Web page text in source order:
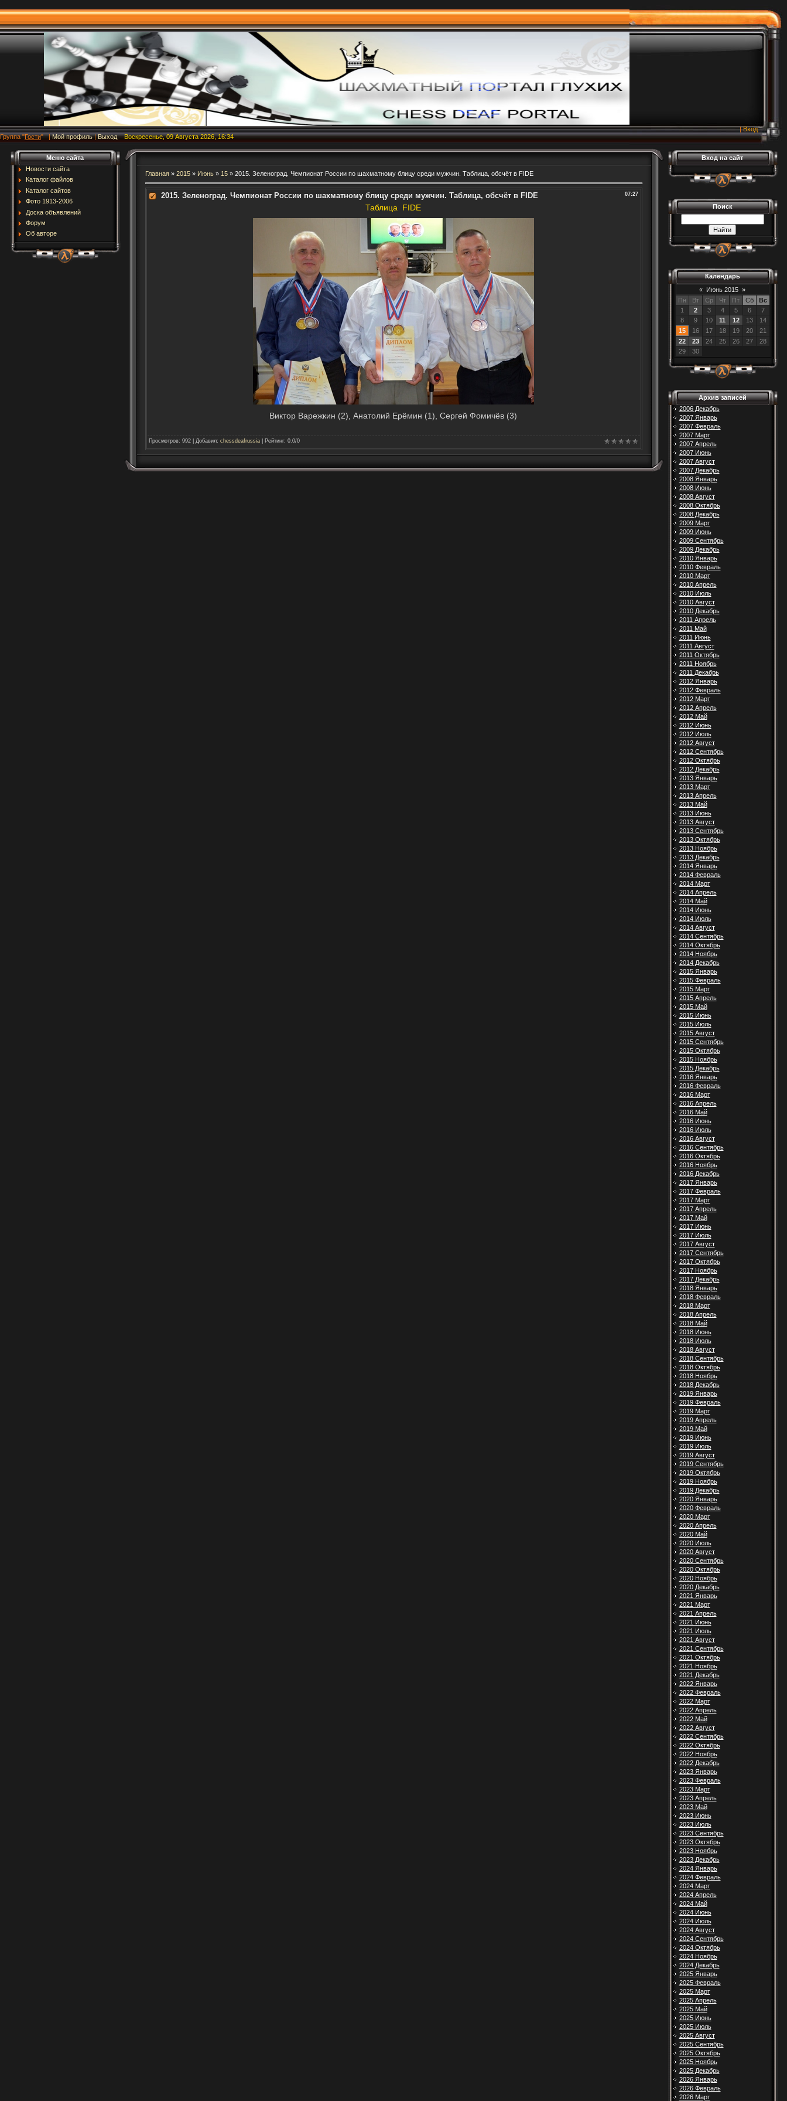
Группа"Гости" |Мой профиль |Выход Воскресенье, 09 Августа 2026, 16:34
|Вход
Меню сайта
Новости сайта
Каталог файлов
Каталог сайтов
Фото 1913-2006
Доска объявлений
Форум
Об авторе
Главная» 2015 » Июнь » 15» 2015. Зеленоград. Чемпионат России по шахматному блицу среди мужчин. Таблица, обсчёт в FIDE
07:27
2015. Зеленоград. Чемпионат России по шахматному блицу среди мужчин. Таблица, обсчёт в FIDE
Таблица FIDE
Виктор Варежкин (2), Анатолий Ерёмин (1), Сергей Фомичёв (3)
Просмотров: 992| Добавил: chessdeafrussia Рейтинг: 0.0/0
Вход на сайт
Поиск
Календарь
« Июнь 2015 »
Пн
Вт Ср Чт Пт Сб
Вс
1
2 3 4 5 6
7
8
9 10 11 12 13
14
15
16 17 18 19 20
21
22
23 24 25 26 27
28
29
30
Архив записей
2006 Декабрь
2007 Январь
2007 Февраль
2007 Март
2007 Апрель
2007 Июнь
2007 Август
2007 Декабрь
2008 Январь
2008 Июнь
2008 Август
2008 Октябрь
2008 Декабрь
2009 Март
2009 Июнь
2009 Сентябрь
2009 Декабрь
2010 Январь
2010 Февраль
2010 Март
2010 Апрель
2010 Июль
2010 Август
2010 Декабрь
2011 Апрель
2011 Май
2011 Июнь
2011 Август
2011 Октябрь
2011 Ноябрь
2011 Декабрь
2012 Январь
2012 Февраль
2012 Март
2012 Апрель
2012 Май
2012 Июнь
2012 Июль
2012 Август
2012 Сентябрь
2012 Октябрь
2012 Декабрь
2013 Январь
2013 Март
2013 Апрель
2013 Май
2013 Июнь
2013 Август
2013 Сентябрь
2013 Октябрь
2013 Ноябрь
2013 Декабрь
2014 Январь
2014 Февраль
2014 Март
2014 Апрель
2014 Май
2014 Июнь
2014 Июль
2014 Август
2014 Сентябрь
2014 Октябрь
2014 Ноябрь
2014 Декабрь
2015 Январь
2015 Февраль
2015 Март
2015 Апрель
2015 Май
2015 Июнь
2015 Июль
2015 Август
2015 Сентябрь
2015 Октябрь
2015 Ноябрь
2015 Декабрь
2016 Январь
2016 Февраль
2016 Март
2016 Апрель
2016 Май
2016 Июнь
2016 Июль
2016 Август
2016 Сентябрь
2016 Октябрь
2016 Ноябрь
2016 Декабрь
2017 Январь
2017 Февраль
2017 Март
2017 Апрель
2017 Май
2017 Июнь
2017 Июль
2017 Август
2017 Сентябрь
2017 Октябрь
2017 Ноябрь
2017 Декабрь
2018 Январь
2018 Февраль
2018 Март
2018 Апрель
2018 Май
2018 Июнь
2018 Июль
2018 Август
2018 Сентябрь
2018 Октябрь
2018 Ноябрь
2018 Декабрь
2019 Январь
2019 Февраль
2019 Март
2019 Апрель
2019 Май
2019 Июнь
2019 Июль
2019 Август
2019 Сентябрь
2019 Октябрь
2019 Ноябрь
2019 Декабрь
2020 Январь
2020 Февраль
2020 Март
2020 Апрель
2020 Май
2020 Июль
2020 Август
2020 Сентябрь
2020 Октябрь
2020 Ноябрь
2020 Декабрь
2021 Январь
2021 Март
2021 Апрель
2021 Июнь
2021 Июль
2021 Август
2021 Сентябрь
2021 Октябрь
2021 Ноябрь
2021 Декабрь
2022 Январь
2022 Февраль
2022 Март
2022 Апрель
2022 Май
2022 Август
2022 Сентябрь
2022 Октябрь
2022 Ноябрь
2022 Декабрь
2023 Январь
2023 Февраль
2023 Март
2023 Апрель
2023 Май
2023 Июнь
2023 Июль
2023 Сентябрь
2023 Октябрь
2023 Ноябрь
2023 Декабрь
2024 Январь
2024 Февраль
2024 Март
2024 Апрель
2024 Май
2024 Июнь
2024 Июль
2024 Август
2024 Сентябрь
2024 Октябрь
2024 Ноябрь
2024 Декабрь
2025 Январь
2025 Февраль
2025 Март
2025 Апрель
2025 Май
2025 Июнь
2025 Июль
2025 Август
2025 Сентябрь
2025 Октябрь
2025 Ноябрь
2025 Декабрь
2026 Январь
2026 Февраль
2026 Март